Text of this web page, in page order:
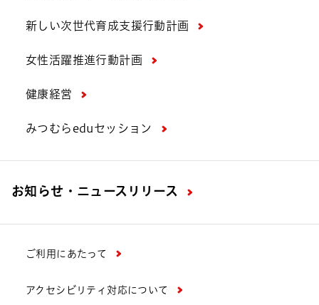
新しい次世代育成支援行動計画
女性活躍推進行動計画
健康経営
みつむらeduセッション
お知らせ・ニュースリリース
ご利用にあたって
アクセシビリティ対応について